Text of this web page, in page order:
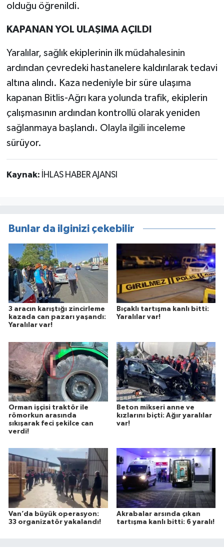
olduğu öğrenildi.
KAPANAN YOL ULAŞIMA AÇILDI
Yaralılar, sağlık ekiplerinin ilk müdahalesinin
ardından çevredeki hastanelere kaldırılarak tedavi
altına alındı. Kaza nedeniyle bir süre ulaşıma
kapanan Bitlis-Ağrı kara yolunda trafik, ekiplerin
çalışmasının ardından kontrollü olarak yeniden
sağlanmaya başlandı. Olayla ilgili inceleme
sürüyor.
Kaynak: İHLAS HABER AJANSI
Bunlar da ilginizi çekebilir
3 aracın karıştığı zincirleme
kazada can pazarı yaşandı:
Yaralılar var!
Bıçaklı tartışma kanlı bitti:
Yaralılar var!
Orman işçisi traktör ile
römorkun arasında
sıkışarak feci şekilce can
verdi!
Beton mikseri anne ve
kızlarını biçti: Ağır yaralılar
var!
Van’da büyük operasyon:
33 organizatör yakalandı!
Akrabalar arsında çıkan
tartışma kanlı bitti: 6 yaralı!